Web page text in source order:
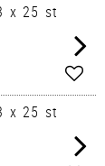
x 25 st
x 25 st